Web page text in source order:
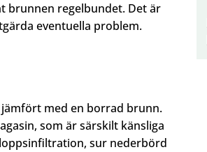
brunnen regelbundet. Det är
eventuella problem.
med en borrad brunn.
som är särskilt känsliga
sur nederbörd